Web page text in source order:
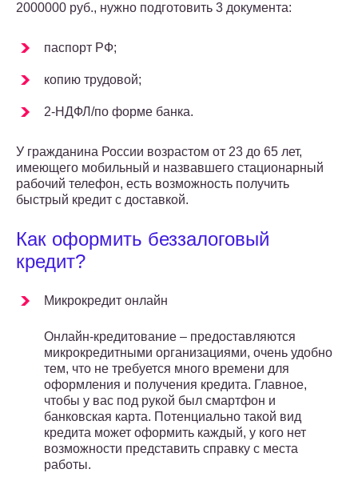
2000000 руб., нужно подготовить 3 документа:
паспорт РФ;
копию трудовой;
2-НДФЛ/по форме банка.
У гражданина России возрастом от 23 до 65 лет,
имеющего мобильный и назвавшего стационарный
рабочий телефон, есть возможность получить
быстрый кредит с доставкой.
Как оформить беззалоговый
кредит?
Микрокредит онлайн
Онлайн-кредитование – предоставляются
микрокредитными организациями, очень удобно
тем, что не требуется много времени для
оформления и получения кредита. Главное,
чтобы у вас под рукой был смартфон и
банковская карта. Потенциально такой вид
кредита может оформить каждый, у кого нет
возможности представить справку с места
работы.